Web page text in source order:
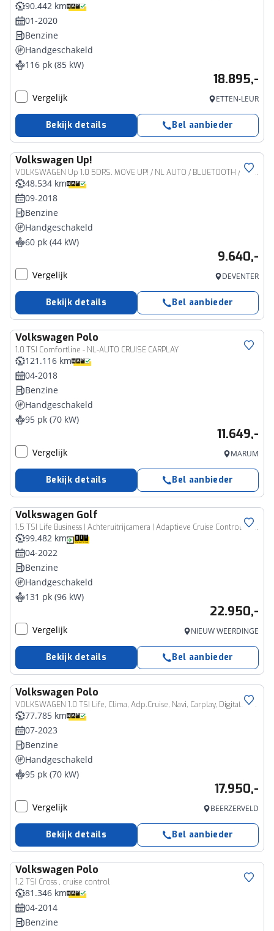
90.442 km
01-2020
Benzine
Handgeschakeld
116 pk (85 kW)
18.895,-
Vergelijk ETTEN-LEUR
Bekijk details Bel aanbieder
Volkswagen Up!
VOLKSWAGEN Up 1.0 5DRS. MOVE UP! / NL AUTO / BLUETOOTH / DAB / 14 LM. VELGEN
48.534 km
09-2018
Benzine
Handgeschakeld
60 pk (44 kW)
9.640,-
Vergelijk DEVENTER
Bekijk details Bel aanbieder
Volkswagen Polo
1.0 TSI Comfortline - NL-AUTO CRUISE CARPLAY
121.116 km
04-2018
Benzine
Handgeschakeld
95 pk (70 kW)
11.649,-
Vergelijk MARUM
Bekijk details Bel aanbieder
Volkswagen Golf
1.5 TSI Life Business | Achteruitrijcamera | Adaptieve Cruise Control | Navigatie | Stoelverwarming | Virtual Cockpit | DAB |
99.482 km
04-2022
Benzine
Handgeschakeld
131 pk (96 kW)
22.950,-
Vergelijk NIEUW WEERDINGE
Bekijk details Bel aanbieder
Volkswagen Polo
VOLKSWAGEN 1.0 TSI Life, Clima, Adp.Cruise, Navi, Carplay, Digitale Cockpit
77.785 km
07-2023
Benzine
Handgeschakeld
95 pk (70 kW)
17.950,-
Vergelijk BEERZERVELD
Bekijk details Bel aanbieder
Volkswagen Polo
1.2 TSI Cross , cruise control
81.346 km
04-2014
Benzine